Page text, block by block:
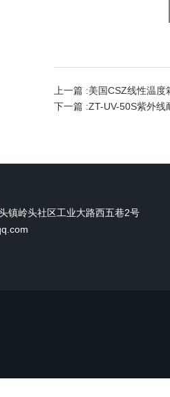
上一篇 :美国CSZ线性温度
下一篇 :ZT-UV-50S紫外线
镇岭头社区工业大路西五巷2号